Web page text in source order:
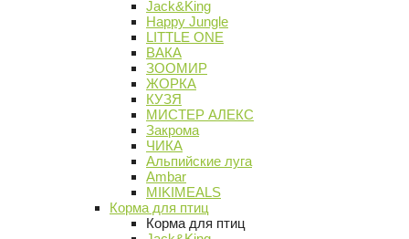
Jack&King
Happy Jungle
LITTLE ONE
ВАКА
ЗООМИР
ЖОРКА
КУЗЯ
МИСТЕР АЛЕКС
Закрома
ЧИКА
Альпийские луга
Ambar
MIKIMEALS
Корма для птиц
Корма для птиц